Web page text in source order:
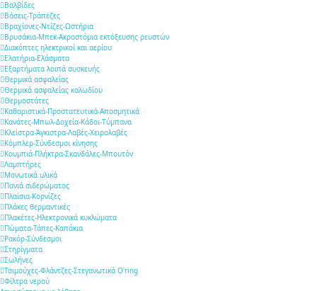
Βαλβίδες
Βάσεις-Τράπεζες
Βραχίονες-Ντίζες-Ωστήρια
Βρυσάκια-Μπεκ-Ακροστόμια εκτόξευσης ρευστών
Διακόπτες ηλεκτρικοί και αερίου
Ελατήρια-Ελάσματα
Εξαρτήματα λοιπά συσκευής
Θερμικά ασφαλείας
Θερμικά ασφαλείας καλωδίου
Θερμοστάτες
Καθαριστικά-Προστατευτικά-Αποσμητικά
Κανάτες-Μπωλ-Δοχεία-Κάδοι-Τύμπανα
Κλείστρα-Άγκιστρα-Λαβές-Χειρολαβές
Κόμπλερ-Σύνδεσμοι κίνησης
Κουμπιά-Πλήκτρα-Σκανδάλες-Μπουτόν
Λαμπτήρες
Μονωτικά υλικά
Πανιά σιδερώματος
Πλαίσια-Κορνίζες
Πλάκες θερμαντικές
Πλακέτες-Ηλεκτρονικά κυκλώματα
Πώματα-Τάπες-Καπάκια
Ρακόρ-Σύνδεσμοι
Στηρίγματα
Σωλήνες
Τσιμούχες-Φλάντζες-Στεγανωτικά O'ring
Φίλτρα νερού